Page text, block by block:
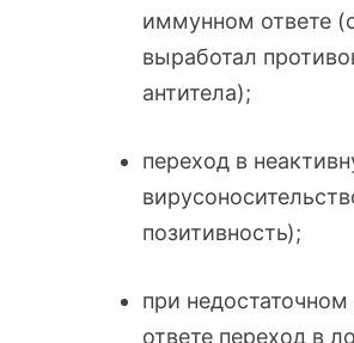
иммунном ответе
выработал
антитела);
переход в
позитивность);
при
ответе переход в